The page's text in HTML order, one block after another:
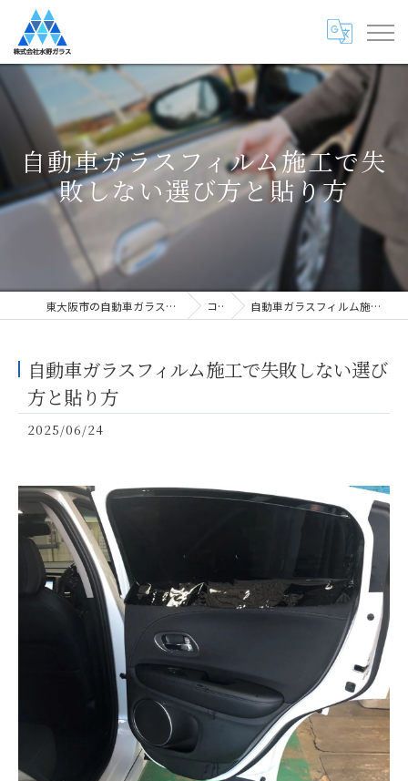
自動車ガラスフィルム施工で失
敗しない選び方と貼り方
東大阪市の自動車ガラス専門店・株式会社水野ガラス コラム 自動車ガラスフィルム施工で失敗しない選び方と貼り方
自動車ガラスフィルム施工で失敗しない選び
方と貼り方
2025/06/24